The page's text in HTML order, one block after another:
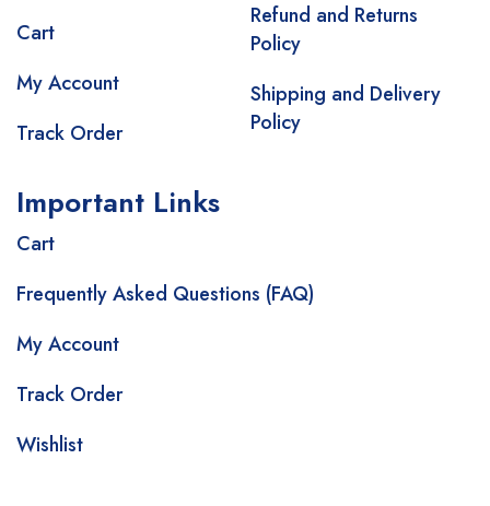
Cart
My Account
Track Order
Refund and Returns
Policy
Shipping and Delivery
Policy
Important Links
Cart
Frequently Asked Questions (FAQ)
My Account
Track Order
Wishlist